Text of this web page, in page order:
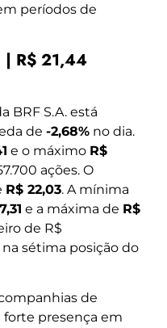
períodos de
| R$ 21,44
BRF S.A. está
de -2,68% no dia.
e o máximo R$
ações. O
R$ 22,03. A mínima
e a máxima de R$
de R$
na sétima posição do
de
presença em